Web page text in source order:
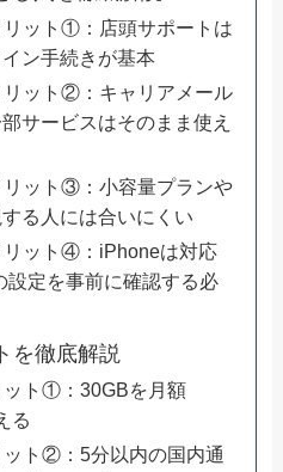
リット①：店頭サポートは
ン手続きが基本
リット②：キャリアメール
サービスはそのまま使え
リット③：小容量プランや
る人には合いにくい
リット④：iPhoneは対応
設定を事前に確認する必
を徹底解説
ット①：30GBを月額
る
ト②：5分以内の国内通